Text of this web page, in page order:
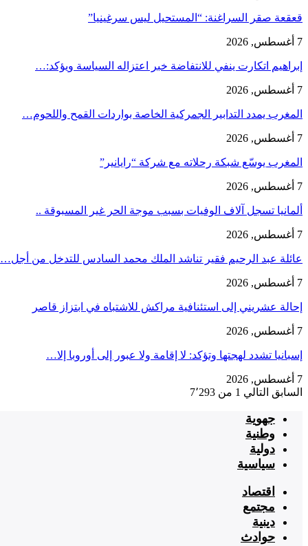
قعقعة صقر السراغنة: “المستحيل ليس سرغينيا”
7 أغسطس, 2026
إبراهيم اتكارت ينفي للانتفاضة خبر اعتزاله السياسة ويؤكد:…
7 أغسطس, 2026
المغرب يمدد التدابير الجمركية الخاصة بواردات القمح واللحوم…
7 أغسطس, 2026
المغرب يوسّع شبكة رحلاته مع شركة “رايانير”
7 أغسطس, 2026
ألمانيا تسجل آلاف الوفيات بسبب موجة الحر غير المسبوقة ..
7 أغسطس, 2026
عائلة عبد الرحيم فقير تناشد الملك محمد السادس للتدخل من أجل…
7 أغسطس, 2026
إحالة عشريني إلى استئنافية مراكش للاشتباه في ابتزاز قاصر
7 أغسطس, 2026
إسبانيا تشدد لهجتها وتؤكد: لا إقامة ولا عبور إلى أوروبا إلا…
7 أغسطس, 2026
السابق التالي 1 من 7٬293
جهوية
وطنية
دولية
سياسية
اقتصاد
مجتمع
دينية
حوادث